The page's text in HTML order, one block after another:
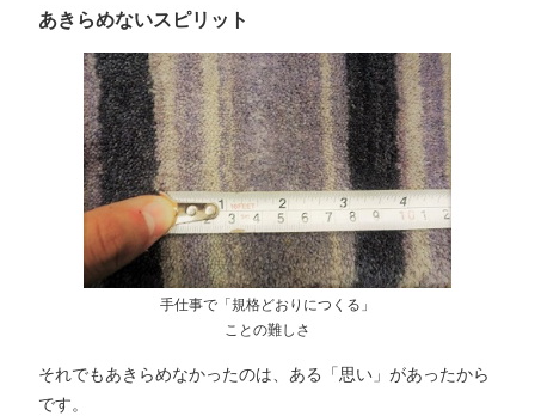
あきらめないスピリット
手仕事で「規格どおりにつくる」
ことの難しさ
それでもあきらめなかったのは、ある「思い」があったから
です。